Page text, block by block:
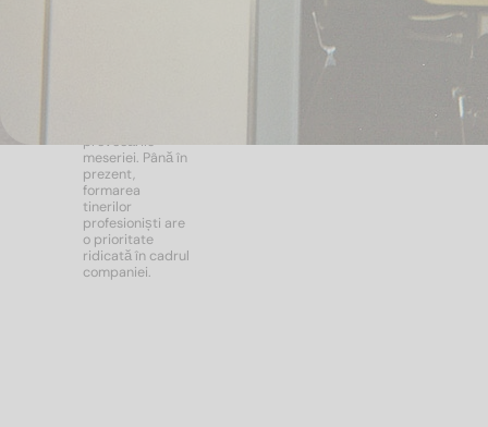
provocările
meseriei. Până în
prezent,
formarea
tinerilor
profesioniști are
o prioritate
ridicată în cadrul
companiei.